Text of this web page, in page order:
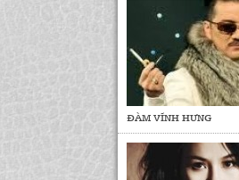
ĐÀM VĨNH HƯNG